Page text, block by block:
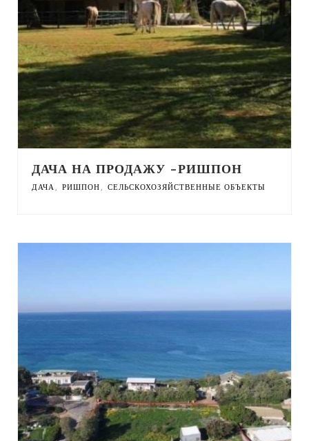
ДАЧА НА ПРОДАЖУ -РИШПОН
ДАЧА, РИШПОН, СЕЛЬСКОХОЗЯЙСТВЕННЫЕ ОБЪЕКТЫ